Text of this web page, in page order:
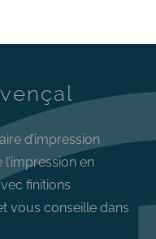
d’impression
en
finitions
vous conseille dans